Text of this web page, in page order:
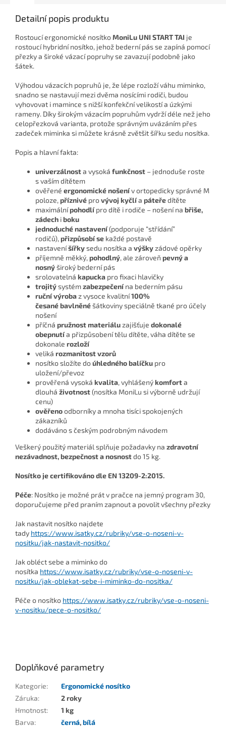
Detailní popis produktu
Rostoucí ergonomické nosítkoMoniLu UNI STARTTAI je
rostoucí hybridní nosítko, jehož bederní pás se zapíná pomocí
přezky a široké vázací popruhy se zavazují podobně jako
šátek.
Výhodou vázacích popruhů je, že lépe rozloží váhu miminko,
snadno se nastavují mezi dvěma nosícími rodiči, budou
vyhovovat i mamince s nižší konfekční velikostí a úzkými
rameny. Díky širokým vázacím popruhům vydrží déle než jeho
celopřezková varianta, protože správným uvázáním přes
zadeček miminka si můžete krásně zvětšit šířku sedu nosítka.
Popis a hlavní fakta:
univerzálnosta vysoká funkčnost – jednoduše roste
s vaším dítětem
ověřené ergonomické nošenív ortopedicky správné M
poloze, příznivé provývoj kyčlía páteředítěte
maximálnípohodlí pro dítě i rodiče – nošení na břiše,
zádech iboku
jednoduché nastavení(podporuje “střídání”
rodičů), přizpůsobí se každé postavě
nastaveníšířkysedu nosítka a výškyzádové opěrky
příjemně měkký, pohodlný, ale zároveň pevný a
nosnýširoký bederní pás
srolovatelná kapucka pro fixaci hlavičky
trojitýsystémzabezpečení na bederním pásu
ruční výrobaz vysoce kvalitní100%
česanébavlněnéšátkoviny speciálně tkané pro účely
nošení
příčná pružnost materiáluzajišťuje dokonalé
obepnutía přizpůsobení tělu dítěte, váha dítěte se
dokonale rozloží
veliká rozmanitost vzorů
nosítko složíte doúhledného balíčku pro
uložení/převoz
prověřená vysoká kvalita, vyhlášenýkomforta
dlouhá životnost(nosítka MoniLu si výborně udržují
cenu)
ověřenoodborníky a mnoha tisíci spokojených
zákazníků
dodáváno s českým podrobným návodem
Veškerý použitý materiál splňuje požadavky na zdravotní
nezávadnost, bezpečnost a nosnostdo 15 kg.
Nosítko je certifikováno dle EN 13209-2:2015.
Péče: Nosítko je možné prát v pračce na jemný program 30,
doporučujeme před praním zapnout a povolit všechny přezky
Jak nastavit nosítko najdete
tady https://www.isatky.cz/rubriky/vse-o-noseni-v-
nositku/jak-nastavit-nositko/
Jak obléct sebe a miminko do
nosítka https://www.isatky.cz/rubriky/vse-o-noseni-v-
nositku/jak-oblekat-sebe-i-miminko-do-nositka/
Péče o nosítko https://www.isatky.cz/rubriky/vse-o-noseni-
v-nositku/pece-o-nositko/
Doplňkové parametry
Kategorie:
Ergonomické nosítko
Záruka:
2 roky
Hmotnost:
1 kg
Barva: černá,bílá